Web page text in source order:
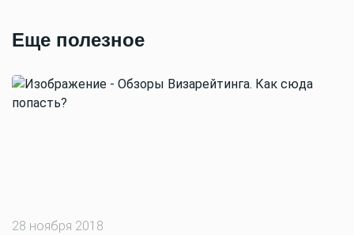
Еще полезное
28 ноября 2018